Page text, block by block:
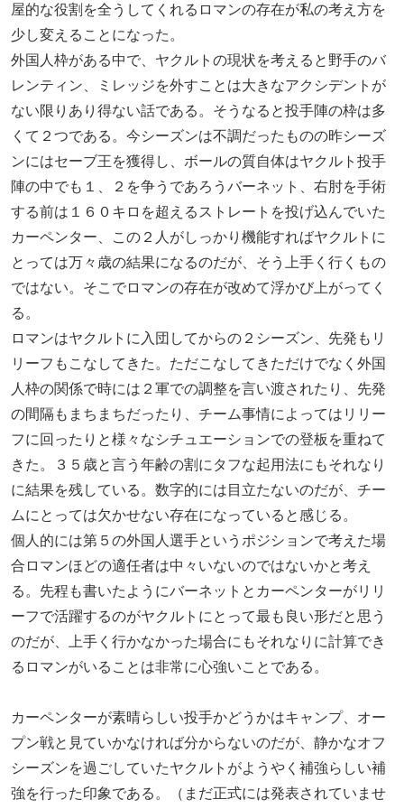
屋的な役割を全うしてくれるロマンの存在が私の考え方を
少し変えることになった。
外国人枠がある中で、ヤクルトの現状を考えると野手のバ
レンティン、ミレッジを外すことは大きなアクシデントが
ない限りあり得ない話である。そうなると投手陣の枠は多
くて２つである。今シーズンは不調だったものの昨シーズ
ンにはセーブ王を獲得し、ボールの質自体はヤクルト投手
陣の中でも１、２を争うであろうバーネット、右肘を手術
する前は１６０キロを超えるストレートを投げ込んでいた
カーペンター、この２人がしっかり機能すればヤクルトに
とっては万々歳の結果になるのだが、そう上手く行くもの
ではない。そこでロマンの存在が改めて浮かび上がってく
る。
ロマンはヤクルトに入団してからの２シーズン、先発もリ
リーフもこなしてきた。ただこなしてきただけでなく外国
人枠の関係で時には２軍での調整を言い渡されたり、先発
の間隔もまちまちだったり、チーム事情によってはリリー
フに回ったりと様々なシチュエーションでの登板を重ねて
きた。３５歳と言う年齢の割にタフな起用法にもそれなり
に結果を残している。数字的には目立たないのだが、チー
ムにとっては欠かせない存在になっていると感じる。
個人的には第５の外国人選手というポジションで考えた場
合ロマンほどの適任者は中々いないのではないかと考え
る。先程も書いたようにバーネットとカーペンターがリリ
ーフで活躍するのがヤクルトにとって最も良い形だと思う
のだが、上手く行かなかった場合にもそれなりに計算でき
るロマンがいることは非常に心強いことである。
カーペンターが素晴らしい投手かどうかはキャンプ、オー
プン戦と見ていかなければ分からないのだが、静かなオフ
シーズンを過ごしていたヤクルトがようやく補強らしい補
強を行った印象である。（まだ正式には発表されていませ